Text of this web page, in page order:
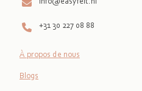
+31 30 227 08 88
À propos de nous
Blogs